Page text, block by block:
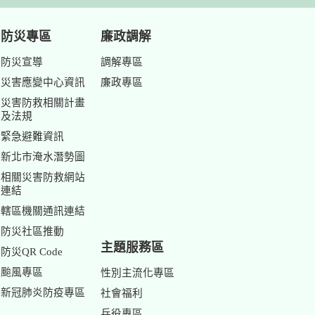
防災專區
防災宣導
災害應變中心資訊
災害防救相關計畫
及法規
緊急避難資訊
新北市淹水潛勢圖
相關災害防救網站
連結
轄區機關通訊連結
防災社區推動
防災QR Code
颱風專區
新冠肺炎防疫專區
廉政調解
調解專區
廉政專區
主題服務區
性別主流化專區
社會福利